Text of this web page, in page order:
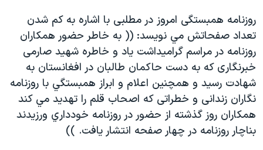
آرشیو پخش زنده
مجموعه مستندهای دادخواهی
تریبونال مردمی آبان ۹۸
دادگاه حمید نوری
چهل سال گروگان‌گیری
قانون شفافیت دارائی کادر رهبری ایران
اعتراضات مردمی آبان ۹۸
روزنامه همبستگی امروز در مطلبی با اشاره به كم شدن
تعداد صفحاتش مي نويسد: (( به خاطر حضور همكاران
روزنامه در مراسم گراميداشت ياد و خاطره شهيد صارمی
خبرنگاری كه به دست حاكمان طالبان در افغانستان به
شهادت رسيد و همچنين اعلام و ابراز همبستگي با روزنامه
نگاران زندانی و خطراتی كه اصحاب قلم را تهديد مي كند
همكاران روز گذشته از حضور در روزنامه خودداري ورزيدند
بناچار روزنامه در چهار صفحه انتشار يافت. ))